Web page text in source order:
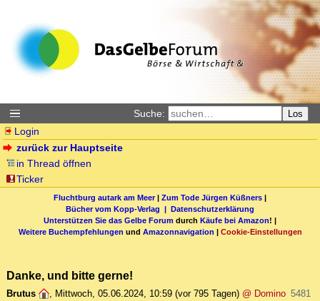
Suche: Los
Login
zurück zur Hauptseite
in Thread öffnen
Ticker
Fluchtburg autark am Meer| Zum Tode Jürgen Küßners |
Bücher vom Kopp-Verlag | Datenschutzerklärung
Unterstützen Sie das Gelbe Forum durch Käufe bei Amazon! |
Weitere Buchempfehlungen und Amazonnavigation | Cookie-Einstellungen
Danke, und bitte gerne!
Brutus , Mittwoch, 05.06.2024, 10:59 (vor 795 Tagen) @ Domino 5481